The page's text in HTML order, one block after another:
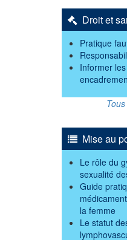
Droit et
Pratique
Informer
Mise au
Le rôle du
sexualité
Guide
la femme
Le statut